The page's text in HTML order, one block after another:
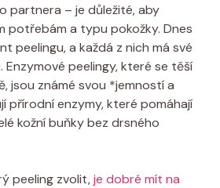
partnera – je důležité, aby
potřebám a typu pokožky. Dnes
peelingu, a každá z nich má své
peelingy, které se těší
jsou známé svou *jemností a
přírodní enzymy, které pomáhají
kožní buňky bez drsného
peeling zvolit,je dobré mít na